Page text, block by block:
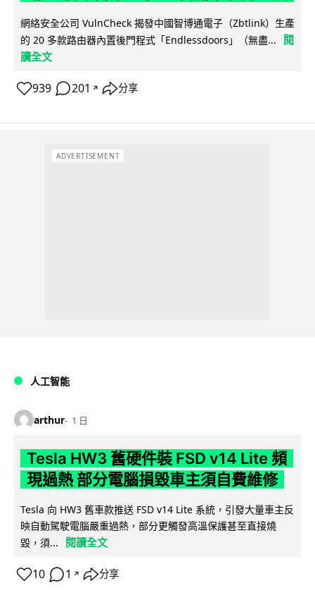
網絡安全公司 VulnCheck 揭發中國智博通電子（Zbtlink）生產
的 20 多款路由器內置後門程式「Endlessdoors」（無盡...
閱
讀全文
939 201 ↗ 分享
ADVERTISEMENT
人工智能
arthur 1 日
Tesla HW3 舊硬件裝 FSD v14 Lite 頻
現過熱 部分電腦損毀車主須自費維修
Tesla 向 HW3 舊車款推送 FSD v14 Lite 系統，引發大量車主反
映自動駕駛電腦嚴重過熱，部分更觸發高溫保護甚至直接燒
毀，須...
閱讀全文
10 1 ↗ 分享